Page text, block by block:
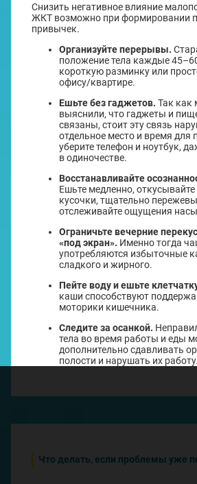
Снизить негативное влияние
ЖКТ возможно при формировании
привычек.
Организуйте перерывы.
положение тела каждые
короткую разминку или
офису/квартире.
Ешьте без гаджетов. Так как
выяснили, что гаджеты и
связаны, стоит эту связь
отдельное место и время для
уберите телефон и ноутбук,
в одиночестве.
Восстанавливайте
Ешьте медленно,
кусочки, тщательно
отслеживайте ощущения
Ограничьте вечерние
«под экран». Именно тогда
употребляются избыточные
сладкого и жирного.
Пейте воду и ешьте
каши способствуют
моторики кишечника.
Следите за осанкой.
тела во время работы и еды
дополнительно сдавливать
полости и нарушать их работу.
Что делать, если проблемы уже